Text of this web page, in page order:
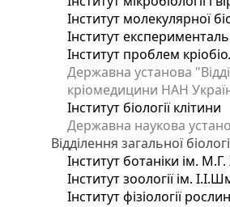
Інститут молекулярної
Інститут
Інститут проблем
Державна установа
кріомедицини НАН
Інститут біології клітини
Державна наукова
Відділення загальної
Інститут ботаніки ім.
Інститут зоології ім.
Інститут фізіології